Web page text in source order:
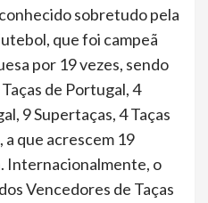
sobretudo pela
que foi campeã
por 19 vezes, sendo
de Portugal, 4
9 Supertaças, 4 Taças
a que acrescem 19
Internacionalmente, o
Vencedores de Taças